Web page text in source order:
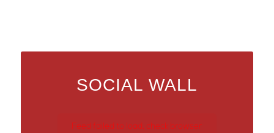
SOCIAL WALL
Feed failed to load, check browser